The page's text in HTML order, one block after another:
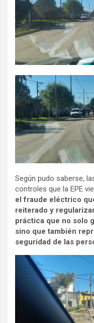
Según pudo saberse,
controles que la EPE
el fraude eléctrico
reiterado y
práctica que no solo
sino que también
seguridad de las